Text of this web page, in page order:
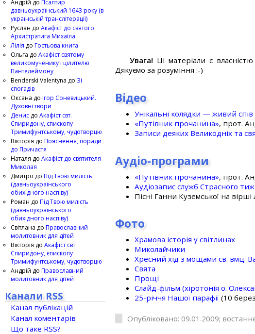
Увага! Ці матеріали є
Дякуємо за розуміння :-)
Відео
Унікальні колядки — живий спів
«Путівник прочанина», прот.
Записи деяких Великодніх та
Аудіо-програми
«Путівник прочанина», прот.
Аудіозапис служб Страсного
Пісні Ганни Куземської на
Фото
Храмова історія у світлинах
Миколайчики
Хресний хід з мощами св. вмц.
Свята
Прощі
Слайд-фільм (хіротонія о.
25-рiччя Нашої парафiї (10
Опубліковано: 09.01.2009;
Андрій до Псалтир
давньоукраїнський 1643 року (в
українській транслітерації)
Руслан до Акафіст до святого
Архистратига Михаїла
Лілія до Гостьова книга
Ольга до Акафіст святому
великомученику і цілителю
Пантелеймону
Benderski Valentyna до Зі
спогадів
Оксана до Ігор Соневицький.
Духовні твори
Денис до Акафіст свт.
Спиридону, єпископу
Тримифунтському, чудотворцю
Вікторія до Пояснення, поради
до Причастя
Наталя до Акафіст до святителя
Миколая
Дмитро до Під Твою милість
(давньоукраїнського
обихідного наспіву)
Роман до Під Твою милість
(давньоукраїнського
обихідного наспіву)
Світлана до Православний
молитовник для дітей
Вікторія до Акафіст свт.
Спиридону, єпископу
Тримифунтському, чудотворцю
Андрій до Православний
молитовник для дітей
Канали RSS
Канал публікацій
Канал коментарів
Що таке RSS?